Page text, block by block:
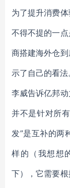
为了提升消费
不得不提的一
商搭建海外仓
示了自己的看法
李威告诉亿邦
并不是针对所
发”是互补的两
样的（我想想
下），它需要